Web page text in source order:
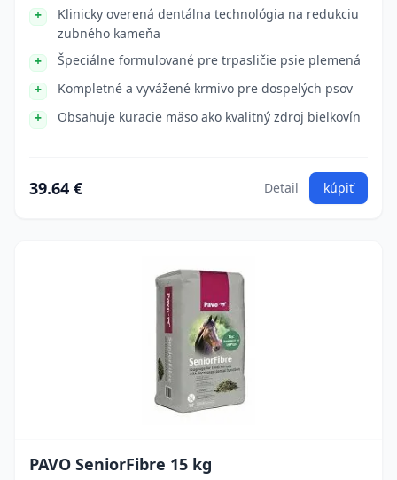
Klinicky overená dentálna technológia na redukciu
zubného kameňa
Špeciálne formulované pre trpasličie psie plemená
Kompletné a vyvážené krmivo pre dospelých psov
Obsahuje kuracie mäso ako kvalitný zdroj bielkovín
39.64 € Detail kúpiť
PAVO SeniorFibre 15 kg